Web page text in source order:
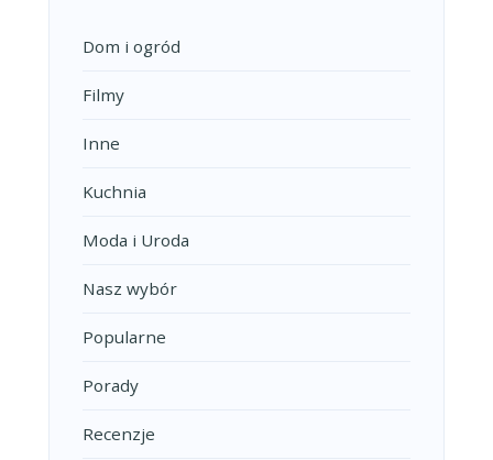
Dom i ogród
Filmy
Inne
Kuchnia
Moda i Uroda
Nasz wybór
Popularne
Porady
Recenzje